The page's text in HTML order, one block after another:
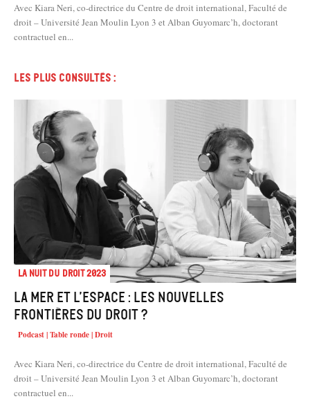
Avec Kiara Neri, co-directrice du Centre de droit international, Faculté de
droit – Université Jean Moulin Lyon 3 et Alban Guyomarc’h, doctorant
contractuel en...
Les plus consultés :
La Nuit du droit 2023
La mer et l’espace : les nouvelles
frontières du droit ?
Podcast | Table ronde | Droit
Avec Kiara Neri, co-directrice du Centre de droit international, Faculté de
droit – Université Jean Moulin Lyon 3 et Alban Guyomarc’h, doctorant
contractuel en...